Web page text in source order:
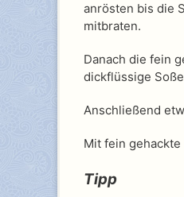
anrösten bis die
mitbraten.
Danach die fein
dickflüssige
Anschließend
Mit fein
Tipp